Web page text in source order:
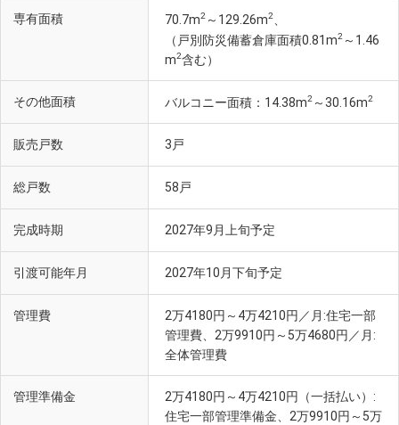
専有面積 70.7m2 ～129.26m2
（戸別防災備蓄倉庫面積0.81m2 ～1.46
m2含む）
その他面積 バルコニー面積：14.38m2 ～30.16m2
販売戸数 3戸
総戸数 58戸
完成時期 2027年9月上旬予定
引渡可能年月 2027年10月下旬予定
管理費
2万4180円～4万4210円／月:住宅一部
管理費、2万9910円～5万4680円／月:
全体管理費
管理準備金
2万4180円～4万4210円（一括払い）:
住宅一部管理準備金、2万9910円～5万